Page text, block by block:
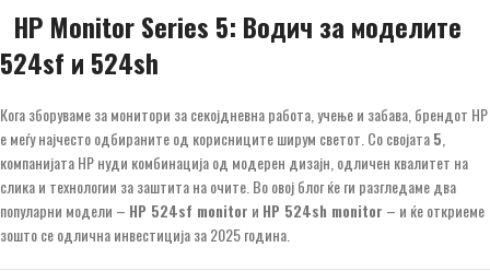
HP Monitor Series 5: Водич за моделите
524sf и 524sh
Кога зборуваме за монитори за секојдневна работа, учење и забава, брендот HP
е меѓу најчесто одбираните од корисниците ширум светот. Со својата5,
компанијата HP нуди комбинација од модерен дизајн, одличен квалитет на
слика и технологии за заштита на очите. Во овој блог ќе ги разгледаме два
популарни модели – HP 524sf monitor и HP 524sh monitor – и ќе откриеме
зошто се одлична инвестиција за 2025 година.